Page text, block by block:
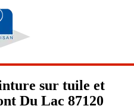
sur tuile et
Du Lac 87120